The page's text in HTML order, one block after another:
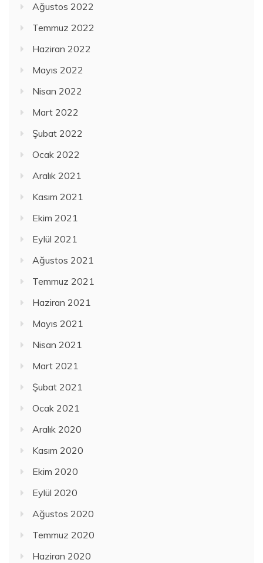
Ağustos 2022
Temmuz 2022
Haziran 2022
Mayıs 2022
Nisan 2022
Mart 2022
Şubat 2022
Ocak 2022
Aralık 2021
Kasım 2021
Ekim 2021
Eylül 2021
Ağustos 2021
Temmuz 2021
Haziran 2021
Mayıs 2021
Nisan 2021
Mart 2021
Şubat 2021
Ocak 2021
Aralık 2020
Kasım 2020
Ekim 2020
Eylül 2020
Ağustos 2020
Temmuz 2020
Haziran 2020